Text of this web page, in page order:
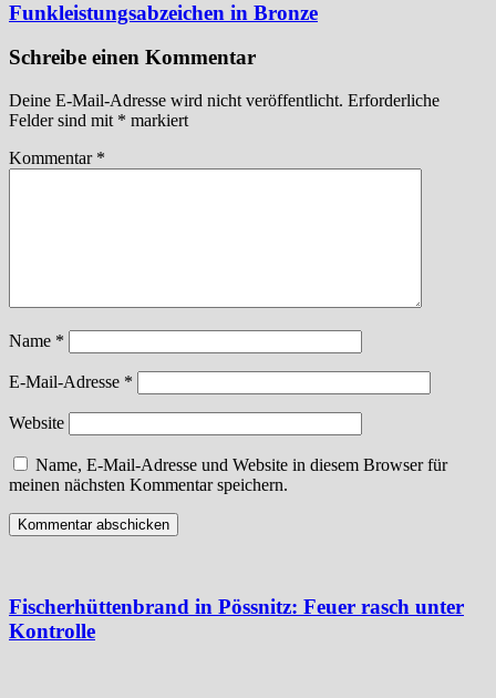
Funkleistungsabzeichen in Bronze
Schreibe einen Kommentar
Deine E-Mail-Adresse wird nicht veröffentlicht. Erforderliche
Felder sind mit * markiert
Kommentar *
Name *
E-Mail-Adresse *
Website
Name, E-Mail-Adresse und Website in diesem Browser für
meinen nächsten Kommentar speichern.
Fischerhüttenbrand in Pössnitz: Feuer rasch unter
Kontrolle